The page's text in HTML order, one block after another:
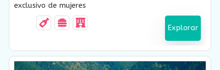
exclusivo de mujeres
Explorar